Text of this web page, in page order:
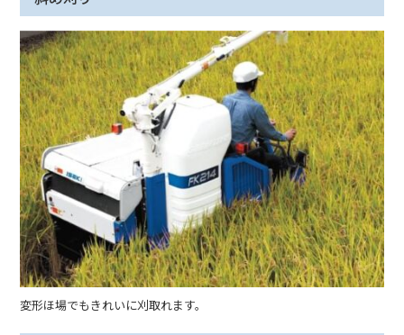
変形ほ場でもきれいに刈取れます。